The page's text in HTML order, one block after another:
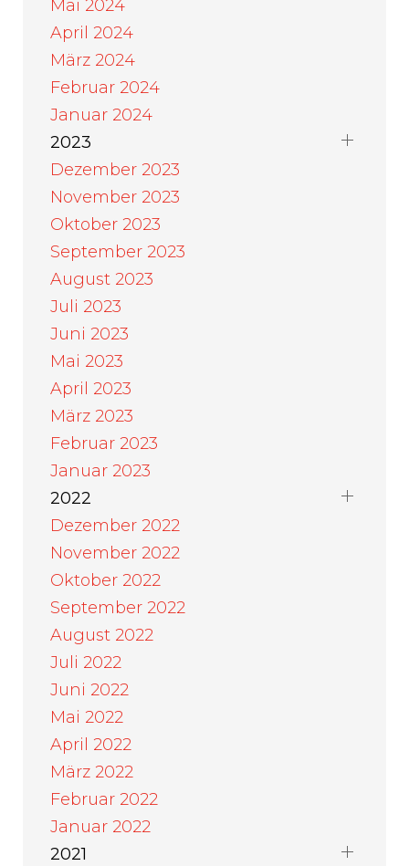
Mai 2024
April 2024
März 2024
Februar 2024
Januar 2024
2023
Dezember 2023
November 2023
Oktober 2023
September 2023
August 2023
Juli 2023
Juni 2023
Mai 2023
April 2023
März 2023
Februar 2023
Januar 2023
2022
Dezember 2022
November 2022
Oktober 2022
September 2022
August 2022
Juli 2022
Juni 2022
Mai 2022
April 2022
März 2022
Februar 2022
Januar 2022
2021